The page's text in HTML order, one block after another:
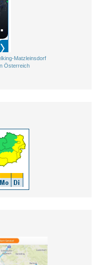
Matzleinsdorf
Österreich